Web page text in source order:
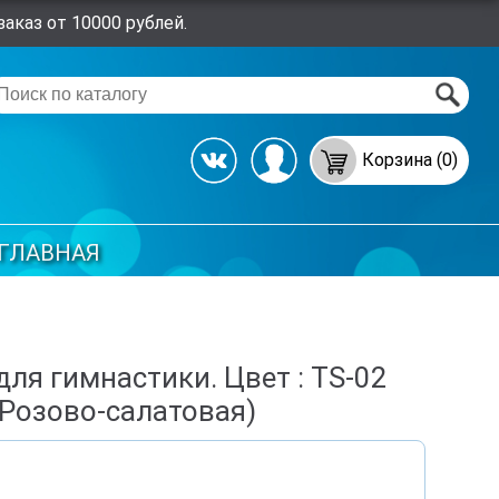
от 10000 рублей.
Корзина (0)
ГЛАВНАЯ
гимнастики. Цвет : TS-02
салатовая)